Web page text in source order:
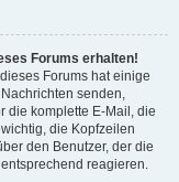
Forums erhalten!
Forums hat einige
senden,
die komplette E-Mail, die
die Kopfzeilen
den Benutzer, der die
reagieren.